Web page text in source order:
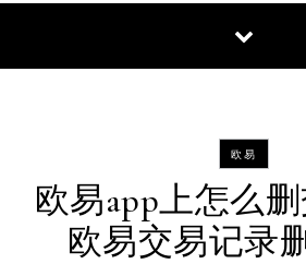
欧易
欧易app上怎么
欧易交易记录